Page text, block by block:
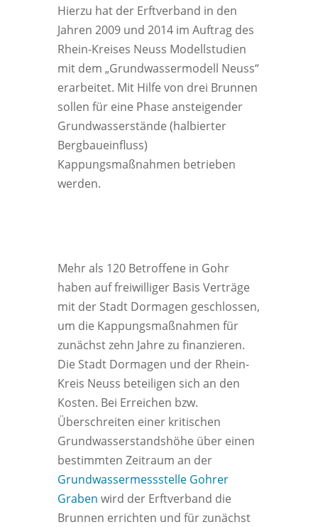
Hierzu hat der Erftverband in den
Jahren 2009 und 2014 im Auftrag des
Rhein-Kreises Neuss Modellstudien
mit dem „Grundwassermodell Neuss“
erarbeitet. Mit Hilfe von drei Brunnen
sollen für eine Phase ansteigender
Grundwasserstände (halbierter
Bergbaueinfluss)
Kappungsmaßnahmen betrieben
werden.
Mehr als 120 Betroffene in Gohr
haben auf freiwilliger Basis Verträge
mit der Stadt Dormagen geschlossen,
um die Kappungsmaßnahmen für
zunächst zehn Jahre zu finanzieren.
Die Stadt Dormagen und der Rhein-
Kreis Neuss beteiligen sich an den
Kosten. Bei Erreichen bzw.
Überschreiten einer kritischen
Grundwasserstandshöhe über einen
bestimmten Zeitraum an der
Grundwassermessstelle Gohrer
Graben wird der Erftverband die
Brunnen errichten und für zunächst